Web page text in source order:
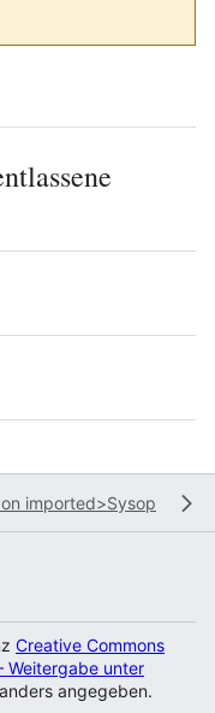
imported>Sysop
Creative Commons
Weitergabe unter
angegeben.